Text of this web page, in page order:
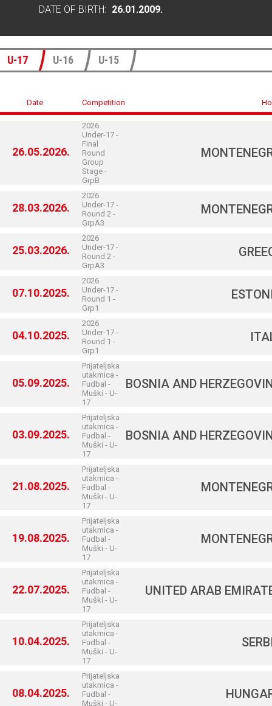
DATE OF BIRTH: 26.01.2009.
U-17 U-16 U-15
Date Competition
26.05.2026.
2026
Under-17 -
Final
Round
Group
Stage -
GrpB
28.03.2026.
2026
Under-17 -
Round 2 -
GrpA3
25.03.2026.
2026
Under-17 -
Round 2 -
GrpA3
07.10.2025.
2026
Under-17 -
Round 1 -
Grp1
04.10.2025.
2026
Under-17 -
Round 1 -
Grp1
05.09.2025.
Prijateljska
utakmica -
Fudbal -
Muški - U-
17
BOSNIA AND
03.09.2025.
Prijateljska
utakmica -
Fudbal -
Muški - U-
17
BOSNIA AND
21.08.2025.
Prijateljska
utakmica -
Fudbal -
Muški - U-
17
19.08.2025.
Prijateljska
utakmica -
Fudbal -
Muški - U-
17
22.07.2025.
Prijateljska
utakmica -
Fudbal -
Muški - U-
17
UNITED ARAB
10.04.2025.
Prijateljska
utakmica -
Fudbal -
Muški - U-
17
08.04.2025.
Prijateljska
utakmica -
Fudbal -
Muški - U-